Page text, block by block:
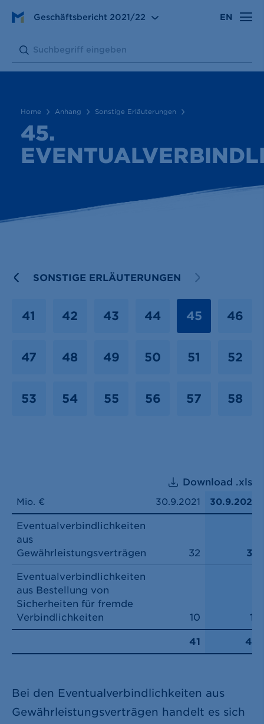
Geschäftsbericht 2021/22
Search:
Submit
EN
Anhang
Sonstige Erläuterungen
45. Eventualverbindlichkeiten
Home Anhang Sonstige Erläuterungen
45.
PREVIOUS
SONSTIGE ERLÄUTERUNGEN
41 42 43 44 45 46
47 48 49 50 51 52
53 54 55 56 57 58
Download .xls
Mio. € 30.9.2021 30.9.2022
Eventualverbindlichkeiten
aus
Gewährleistungsverträgen
32 32
Eventualverbindlichkeiten
aus Bestellung von
Sicherheiten für fremde
Verbindlichkeiten
10 11
41 43
Bei den Eventualverbindlichkeiten aus
Gewährleistungsverträgen handelt es sich